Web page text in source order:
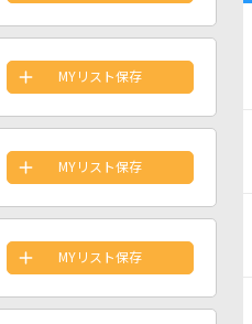
MYリスト保存
MYリスト保存
MYリスト保存